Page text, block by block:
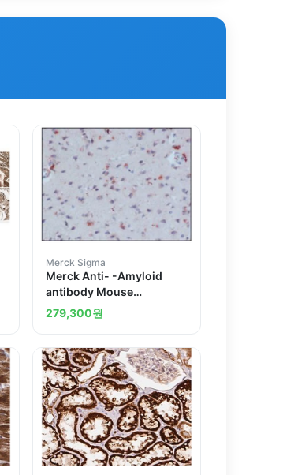
Merck Sigma
Merck Anti- -Amyloid
antibody Mouse
monoclonal
279,300원